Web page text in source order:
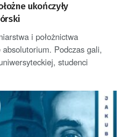
ukończyły
i położnictwa
Podczas gali,
studenci